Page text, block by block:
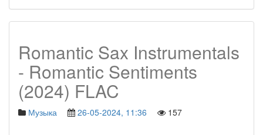
Romantic Sax Instrumentals
- Romantic Sentiments
(2024) FLAC
Музыка 26-05-2024, 11:36 157